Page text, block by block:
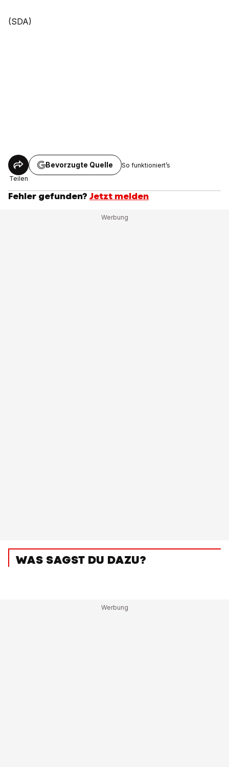
(SDA)
Teilen
Bevorzugte Quelle So funktioniert’s
Fehler gefunden? Jetzt melden
WAS SAGST DU DAZU?